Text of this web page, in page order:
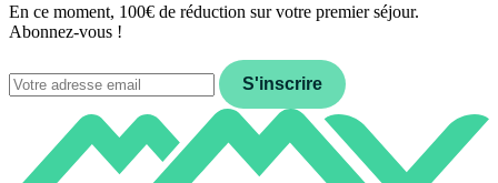
En ce moment, 100€ de réduction sur votre premier séjour.
Abonnez-vous !
S'inscrire